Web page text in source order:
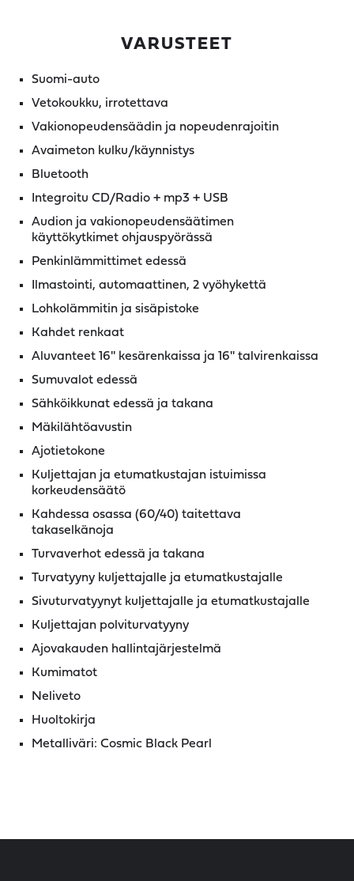
VARUSTEET
Suomi-auto
Vetokoukku, irrotettava
Vakionopeudensäädin ja nopeudenrajoitin
Avaimeton kulku/käynnistys
Bluetooth
Integroitu CD/Radio + mp3 + USB
Audion ja vakionopeudensäätimen
käyttökytkimet ohjauspyörässä
Penkinlämmittimet edessä
Ilmastointi, automaattinen, 2 vyöhykettä
Lohkolämmitin ja sisäpistoke
Kahdet renkaat
Aluvanteet 16'' kesärenkaissa ja 16'' talvirenkaissa
Sumuvalot edessä
Sähköikkunat edessä ja takana
Mäkilähtöavustin
Ajotietokone
Kuljettajan ja etumatkustajan istuimissa
korkeudensäätö
Kahdessa osassa (60/40) taitettava
takaselkänoja
Turvaverhot edessä ja takana
Turvatyyny kuljettajalle ja etumatkustajalle
Sivuturvatyynyt kuljettajalle ja etumatkustajalle
Kuljettajan polviturvatyyny
Ajovakauden hallintajärjestelmä
Kumimatot
Neliveto
Huoltokirja
Metalliväri: Cosmic Black Pearl